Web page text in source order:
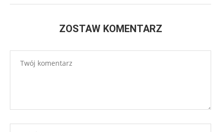
ZOSTAW KOMENTARZ